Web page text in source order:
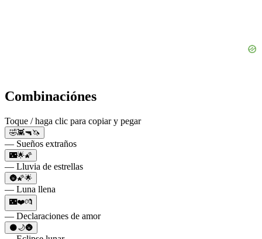
Combinaciónes
Toque / haga clic para copiar y pegar
🤣👾🔫🦄
— Sueños extraños
🌃🌟🌠
— Lluvia de estrellas
🌚🌠🌟
— Luna llena
🌃❤️💏
— Declaraciones de amor
🌑🌙🌚